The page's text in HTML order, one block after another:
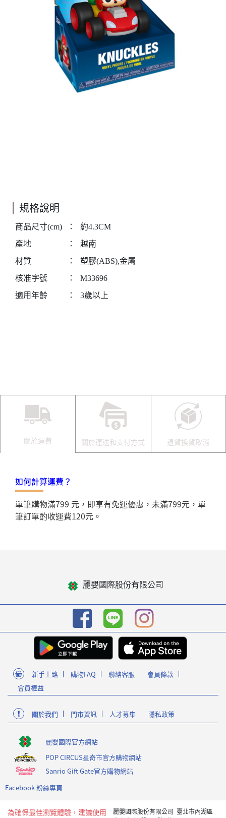
規格說明
商品尺寸(cm) ：
約4.3CM
產地
：
越南
材質
：
塑膠(ABS),金屬
核准字號
：
M33696
適用年齡
： 3歲以上
關於運費 關於運送和支付方式 退貨換貨取消
如何計算運費？
單筆購物滿799 元，即享有免運優惠，未滿799元，單
筆訂單酌收運費120元。
麗嬰國際股份有限公司
新手上路 購物FAQ 聯絡客服
會員條款
會員權益
關於我們 門市資訊 人才募集 隱私政策
麗嬰國際官方網站
POP CIRCUS星奇市官方購物網站
Sanrio Gift Gate官方購物網站
Facebook 粉絲專頁
為確保最佳瀏覽體驗，建議使用
麗嬰國際股份有限公司 臺北市內湖區